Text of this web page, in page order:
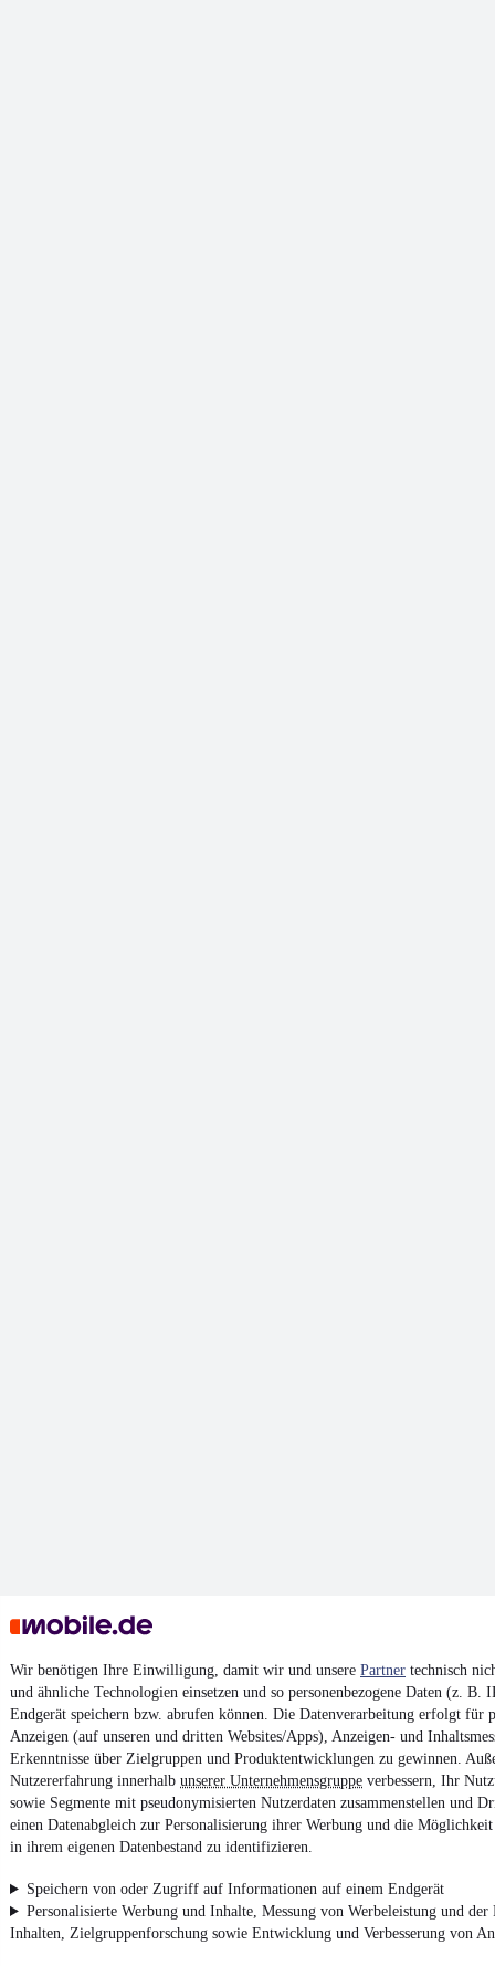
Wir benötigen Ihre Einwilligung, damit wir und unsere Partner technisch
und ähnliche Technologien einsetzen und so personenbezogene Daten (z. B.
Endgerät speichern bzw. abrufen können. Die Datenverarbeitung erfolgt für
Anzeigen (auf unseren und dritten Websites/Apps), Anzeigen- und
Erkenntnisse über Zielgruppen und Produktentwicklungen zu gewinnen.
Nutzererfahrung innerhalb unserer Unternehmensgruppe verbessern, Ihr
sowie Segmente mit pseudonymisierten Nutzerdaten zusammenstellen und
einen Datenabgleich zur Personalisierung ihrer Werbung und die
in ihrem eigenen Datenbestand zu identifizieren.
Speichern von oder Zugriff auf Informationen auf einem Endgerät
Personalisierte Werbung und Inhalte, Messung von Werbeleistung und der
Inhalten, Zielgruppenforschung sowie Entwicklung und Verbesserung von